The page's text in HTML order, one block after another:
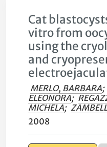
Cat
vitro from
using the
and
MERLO, BARBARA;
ELEONORA;
MICHELA;
2008